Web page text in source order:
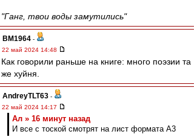
"Ганг, твои воды замутились"
BM1964 -
22 май 2024 14:48
Как говорили раньше на книге: много поэзии та
же хуйня.
AndreyTLT63 -
22 май 2024 14:17
Ал » 16 минут назад
И все с тоской смотрят на лист формата А3